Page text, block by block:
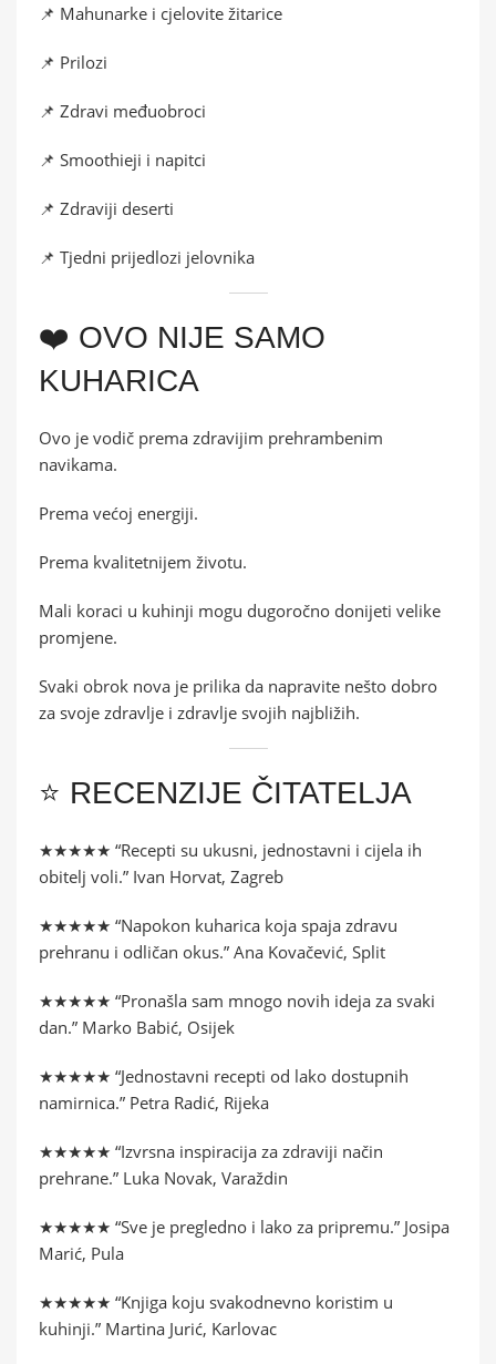
📌 Mahunarke i cjelovite žitarice
📌 Prilozi
📌 Zdravi međuobroci
📌 Smoothieji i napitci
📌 Zdraviji deserti
📌 Tjedni prijedlozi jelovnika
❤️ OVO NIJE SAMO
KUHARICA
Ovo je vodič prema zdravijim prehrambenim
navikama.
Prema većoj energiji.
Prema kvalitetnijem životu.
Mali koraci u kuhinji mogu dugoročno donijeti velike
promjene.
Svaki obrok nova je prilika da napravite nešto dobro
za svoje zdravlje i zdravlje svojih najbližih.
⭐ RECENZIJE ČITATELJA
★★★★★ “Recepti su ukusni, jednostavni i cijela ih
obitelj voli.” Ivan Horvat, Zagreb
★★★★★ “Napokon kuharica koja spaja zdravu
prehranu i odličan okus.” Ana Kovačević, Split
★★★★★ “Pronašla sam mnogo novih ideja za svaki
dan.” Marko Babić, Osijek
★★★★★ “Jednostavni recepti od lako dostupnih
namirnica.” Petra Radić, Rijeka
★★★★★ “Izvrsna inspiracija za zdraviji način
prehrane.” Luka Novak, Varaždin
★★★★★ “Sve je pregledno i lako za pripremu.” Josipa
Marić, Pula
★★★★★ “Knjiga koju svakodnevno koristim u
kuhinji.” Martina Jurić, Karlovac